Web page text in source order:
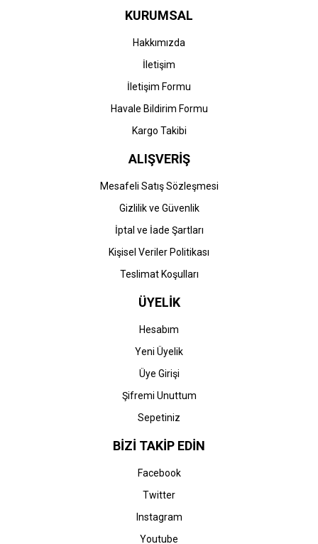
1320-3390-3392) Orjinal
KURUMSAL
Hakkımızda
İletişim
İletişim Formu
Havale Bildirim Formu
Kargo Takibi
ALIŞVERİŞ
Mesafeli Satış Sözleşmesi
Gizlilik ve Güvenlik
İptal ve İade Şartları
Kişisel Veriler Politikası
Teslimat Koşulları
ÜYELİK
Hesabım
Yeni Üyelik
Üye Girişi
Şifremi Unuttum
Sepetiniz
BİZİ TAKİP EDİN
Facebook
Twitter
Instagram
Youtube